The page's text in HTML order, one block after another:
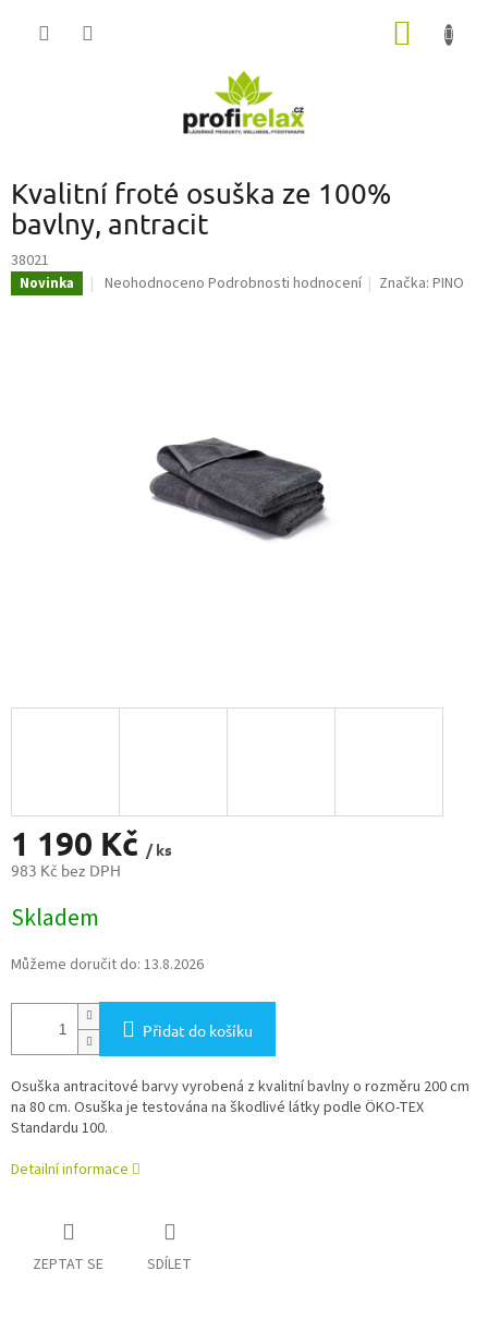
Kvalitní froté osuška ze 100%
bavlny, antracit
38021
Novinka
Průměrné
Neohodnoceno Podrobnosti hodnocení Značka:PINO
1 190 Kč / ks
983 Kč bez DPH
cena:
Skladem
Můžeme doručit do: 13.8.2026
Přidat do košíku
Osuška antracitové barvy vyrobená z kvalitní bavlny o rozměru 200 cm
na 80 cm. Osuška je testována na škodlivé látky podle ÖKO-TEX
Standardu 100.
Detailní informace
ZEPTAT SE SDÍLET